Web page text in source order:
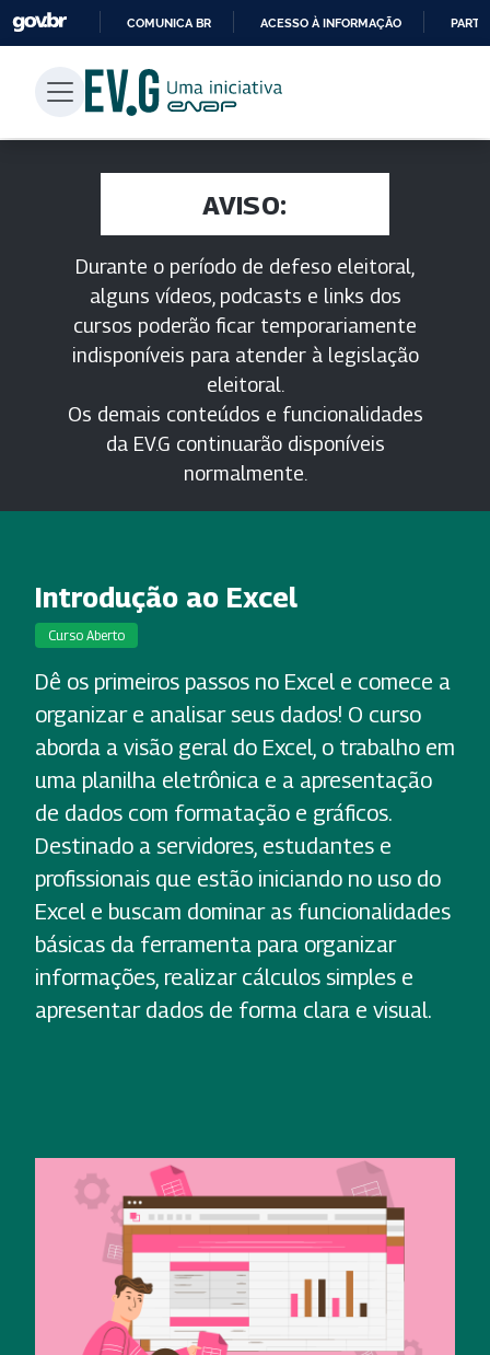
PARA
CONTEÚDO
COMUNICA BR ACESSO À INFORMAÇÃO
AVISO:
Durante o período de defeso eleitoral,
alguns vídeos, podcasts e links dos
cursos poderão ficar temporariamente
indisponíveis para atender à legislação
eleitoral.
Os demais conteúdos e funcionalidades
da EV.G continuarão disponíveis
normalmente.
Introdução ao Excel
Curso Aberto
Dê os primeiros passos no Excel e comece a
organizar e analisar seus dados! O curso
aborda a visão geral do Excel, o trabalho em
uma planilha eletrônica e a apresentação
de dados com formatação e gráficos.
Destinado a servidores, estudantes e
profissionais que estão iniciando no uso do
Excel e buscam dominar as funcionalidades
básicas da ferramenta para organizar
informações, realizar cálculos simples e
apresentar dados de forma clara e visual.